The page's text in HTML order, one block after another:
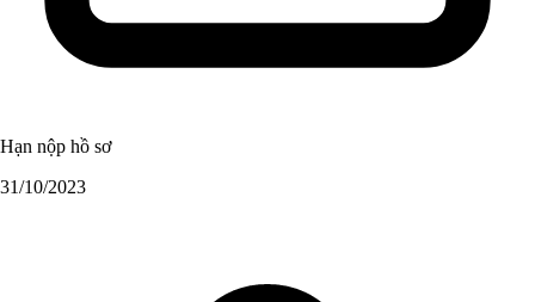
Hạn nộp hồ sơ
31/10/2023